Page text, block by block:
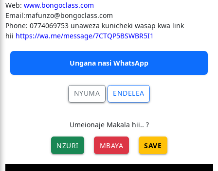
Web: www.bongoclass.com
Email:mafunzo@bongoclass.com
Phone: 0774069753 unaweza kunicheki wasap kwa link
hii https://wa.me/message/7CTQP5BSWBR5I1
Ungana nasi WhatsApp
NYUMA ENDELEA
Umeionaje Makala hii.. ?
NZURI MBAYA SAVE